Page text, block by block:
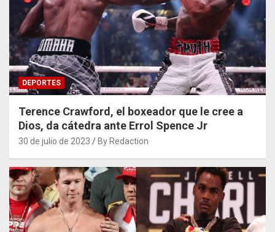
DEPORTES
Terence Crawford, el boxeador que le cree a
Dios, da cátedra ante Errol Spence Jr
30 de julio de 2023 By Redaction